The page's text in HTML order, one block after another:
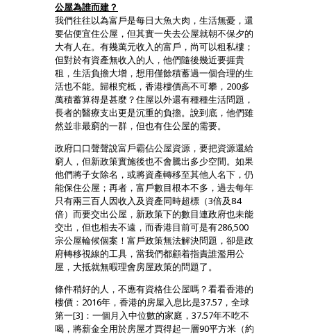
公屋為誰而建？
我們往往以為富戶是每日大魚大肉，生活無憂，還
要佔便宜住公屋，但其實一失去公屋就朝不保夕的
大有人在。有幾萬元收入的富戶，尚可以租私樓；
但對於有資產無收入的人，他們隨後幾近要捱貴
租，生活負擔大增，想用僅餘積蓄過一個合理的生
活也不能。歸根究柢，香港樓價高不可攀，200多
萬積蓄算得是甚麼？住屋以外還有種種生活問題，
長者的醫療支出更是沉重的負擔。說到底，他們雖
然並非最窮的一群，但也有住公屋的需要。
政府口口聲聲說富戶霸佔公屋資源，要把資源還給
窮人，但新政策實施後也不會騰出多少空間。如果
他們將子女除名，或將資產轉移至其他人名下，仍
能保住公屋；再者，富戶數目根本不多，過去每年
只有兩三百人因收入及資產同時超標（3倍及84
倍）而要交出公屋，新政策下的數目連政府也未能
交出，但也相去不遠，而香港目前可是有286,500
宗公屋輪候個案！富戶政策無法解決問題，卻是政
府轉移視線的工具，當我們都顧着指責誰濫用公
屋，大抵就無暇理會房屋政策的問題了。
條件稍好的人，不應有資格住公屋嗎？看看香港的
樓價：2016年，香港的房屋入息比是37.57，全球
第一[3]：一個月入中位數的家庭，37.57年不吃不
喝，將薪金全用於房屋才買得起一層90平方米（約